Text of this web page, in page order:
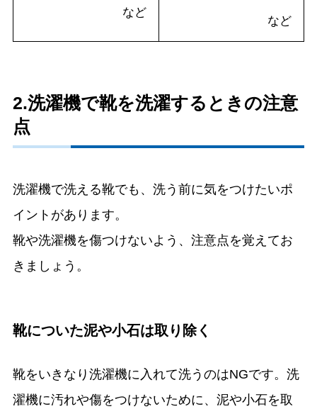
など
など
2.洗濯機で靴を洗濯するときの注意
点
洗濯機で洗える靴でも、洗う前に気をつけたいポ
イントがあります。
靴や洗濯機を傷つけないよう、注意点を覚えてお
きましょう。
靴についた泥や小石は取り除く
靴をいきなり洗濯機に入れて洗うのはNGです。洗
濯機に汚れや傷をつけないために、泥や小石を取